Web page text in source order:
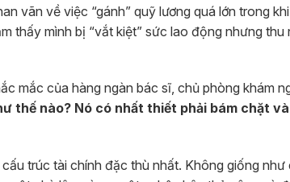
vãn về việc “gánh” quỹ lương quá lớn trong
thấy mình bị “vắt kiệt” sức lao động nhưng thu
mắc của hàng ngàn bác sĩ, chủ phòng khám
thế nào? Nó có nhất thiết phải bám chặt
trúc tài chính đặc thù nhất. Không giống như